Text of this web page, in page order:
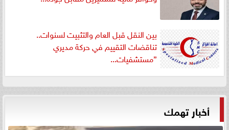
بين النقل قبل العام والتثبيت لسنوات..
تناقضات التقييم في حركة مديري
”مستشفيات...
أخبار تهمك